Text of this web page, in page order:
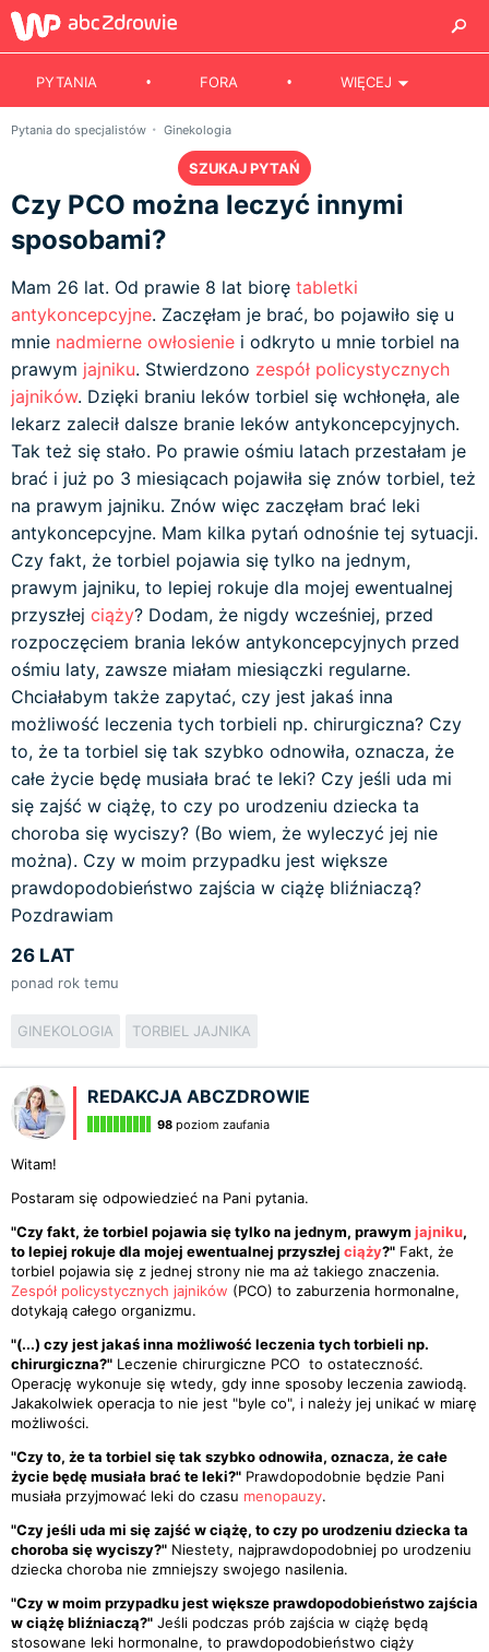
PYTANIA FORA WIĘCEJ
Pytania do specjalistów Ginekologia
SZUKAJ PYTAŃ
Czy PCO można leczyć innymi
sposobami?
Mam 26 lat. Od prawie 8 lat biorę tabletki
antykoncepcyjne. Zaczęłam je brać, bo pojawiło się u
mnie nadmierne owłosienie i odkryto u mnie torbiel na
prawym jajniku. Stwierdzono zespół policystycznych
jajników. Dzięki braniu leków torbiel się wchłonęła, ale
lekarz zalecił dalsze branie leków antykoncepcyjnych.
Tak też się stało. Po prawie ośmiu latach przestałam je
brać i już po 3 miesiącach pojawiła się znów torbiel, też
na prawym jajniku. Znów więc zaczęłam brać leki
antykoncepcyjne. Mam kilka pytań odnośnie tej sytuacji.
Czy fakt, że torbiel pojawia się tylko na jednym,
prawym jajniku, to lepiej rokuje dla mojej ewentualnej
przyszłej ciąży? Dodam, że nigdy wcześniej, przed
rozpoczęciem brania leków antykoncepcyjnych przed
ośmiu laty, zawsze miałam miesiączki regularne.
Chciałabym także zapytać, czy jest jakaś inna
możliwość leczenia tych torbieli np. chirurgiczna? Czy
to, że ta torbiel się tak szybko odnowiła, oznacza, że
całe życie będę musiała brać te leki? Czy jeśli uda mi
się zajść w ciążę, to czy po urodzeniu dziecka ta
choroba się wyciszy? (Bo wiem, że wyleczyć jej nie
można). Czy w moim przypadku jest większe
prawdopodobieństwo zajścia w ciążę bliźniaczą?
Pozdrawiam
26 LAT
ponad rok temu
GINEKOLOGIA TORBIEL JAJNIKA
REDAKCJA ABCZDROWIE
98 poziom zaufania
Witam!
Postaram się odpowiedzieć na Pani pytania.
"Czy fakt, że torbiel pojawia się tylko na jednym, prawym jajniku,
to lepiej rokuje dla mojej ewentualnej przyszłej ciąży?" Fakt, że
torbiel pojawia się z jednej strony nie ma aż takiego znaczenia.
Zespół policystycznych jajników (PCO) to zaburzenia hormonalne,
dotykają całego organizmu.
"(...) czy jest jakaś inna możliwość leczenia tych torbieli np.
chirurgiczna?" Leczenie chirurgiczne PCO to ostateczność.
Operację wykonuje się wtedy, gdy inne sposoby leczenia zawiodą.
Jakakolwiek operacja to nie jest "byle co", i należy jej unikać w miarę
możliwości.
"Czy to, że ta torbiel się tak szybko odnowiła, oznacza, że całe
życie będę musiała brać te leki?" Prawdopodobnie będzie Pani
musiała przyjmować leki do czasu menopauzy.
"Czy jeśli uda mi się zajść w ciążę, to czy po urodzeniu dziecka ta
choroba się wyciszy?" Niestety, najprawdopodobniej po urodzeniu
dziecka choroba nie zmniejszy swojego nasilenia.
"Czy w moim przypadku jest większe prawdopodobieństwo zajścia
w ciążę bliźniaczą?" Jeśli podczas prób zajścia w ciążę będą
stosowane leki hormonalne, to prawdopodobieństwo ciąży